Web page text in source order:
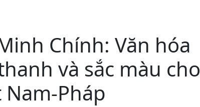
Chính: Văn hóa
và sắc màu cho
Pháp